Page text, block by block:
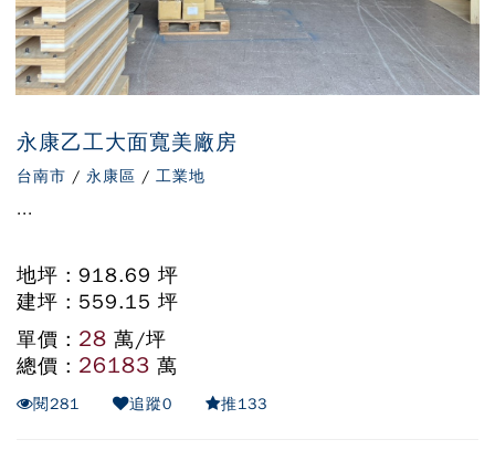
永康乙工大面寬美廠房
台南市 / 永康區 / 工業地
...
地坪 : 918.69 坪
建坪 : 559.15 坪
單價 : 28 萬/坪
總價 : 26183 萬
閱281 追蹤0 推133